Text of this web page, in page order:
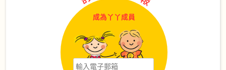
成為丫丫成員